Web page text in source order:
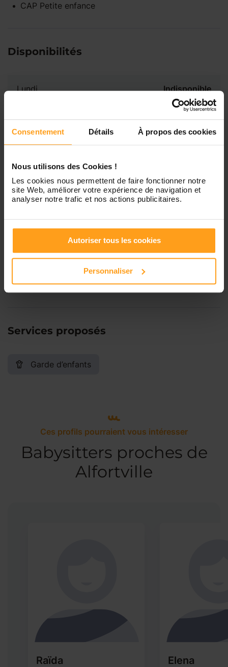
Consentement Détails À propos des cookies
Nous utilisons des Cookies !
Les cookies nous permettent de faire fonctionner notre
site Web, améliorer votre expérience de navigation et
analyser notre trafic et nos actions publicitaires.
Autoriser tous les cookies
Personnaliser
CAP Petite enfance
Disponibilités
Lundi Indisponible
Mardi Disponible de 00:00 à 00:00
Jeudi Disponible de 00:00 à 00:00
Vendredi Disponible de 00:00 à 00:00
Dimanche Disponible de 00:00 à 00:00
disponibilités de Vanessa ?
Contactez-nous
Services proposés
Garde d’enfants
Ces profils pourraient vous intéresser
Babysitters proches de
Alfortville
Raïda Elena